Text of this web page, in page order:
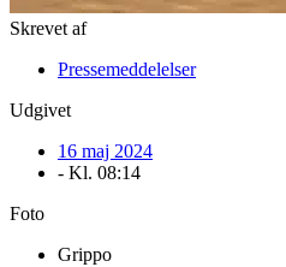
Skrevet af
Pressemeddelelser
Udgivet
16 maj 2024
- Kl. 08:14
Foto
Grippo